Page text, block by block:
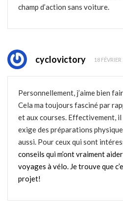
champ d’action sans voiture.
cyclovictory 18
Personnellement, j’aime bien
Cela ma toujours fasciné par
et aux courses. Effectivement,
exige des préparations
aussi. Pour ceux qui sont
conseils qui m’ont vraiment
voyages à vélo. Je trouve que
projet!